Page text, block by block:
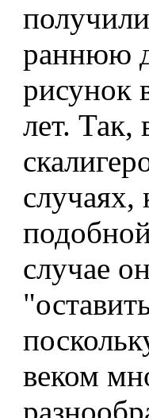
раннюю
рисунок
лет. Так,
случаях,
случае
веком